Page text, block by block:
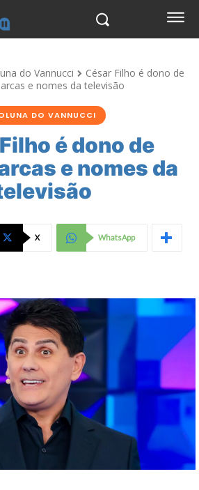
do Vannucci
César Filho é dono de
e nomes da televisão
DO VANNUCCI
é dono de
e nomes da
X WhatsApp